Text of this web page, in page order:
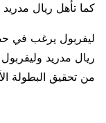
كما تأهل ريال
ليفربول يرغب في
من تحقيق البطولة